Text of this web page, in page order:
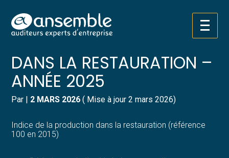
Aller
au
Créer et reprendre une activité
Gérer votre quotidien
Piloter votre entreprise
Développer votre entreprise
Construire votre patrimoine
Pilotez votre gestion
Suivre votre comptabilité
Gérer vos ressources humaines
Dématérialiser vos documents
INDICE DE LA PRODUCTION
DANS LA RESTAURATION –
ANNÉE 2025
Par | 2 MARS 2026 ( Mise à jour 2 mars 2026)
Indice de la production dans la restauration (référence
100 en 2015)